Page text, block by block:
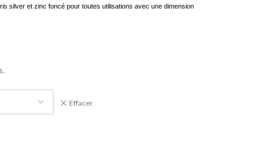
silver et zinc foncépour toutes utilisations avec une dimension
Effacer